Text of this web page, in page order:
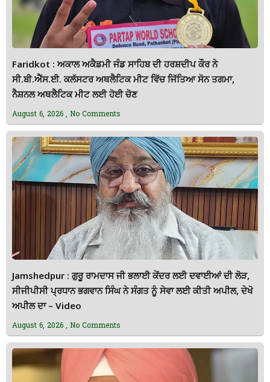
Faridkot : ਅਕਾਲ ਅਕੈਡਮੀ ਜੰਡ ਸਾਹਿਬ ਦੀ ਹਰਸ਼ਦੀਪ ਕੌਰ ਨੇ
ਸੀ.ਬੀ.ਐੱਸ.ਈ. ਕਲੱਸਟਰ ਅਥਲੈਟਿਕ ਮੀਟ ਵਿੱਚ ਜਿੱਤਿਆ ਸੋਨ ਤਗਮਾ,
ਨੈਸ਼ਨਲ ਅਥਲੈਟਿਕ ਮੀਟ ਲਈ ਹੋਈ ਚੋਣ
August 6, 2026 No Comments
Jamshedpur : ਗੁਰੂ ਰਾਮਦਾਸ ਜੀ ਭਲਾਈ ਕੇਂਦਰ ਲਈ ਦਵਾਈਆਂ ਦੀ ਲੋੜ,
ਸੀਜੀਪੀਸੀ ਪ੍ਰਧਾਨ ਭਗਵਾਨ ਸਿੰਘ ਨੇ ਸੰਗਤ ਨੂੰ ਸੇਵਾ ਲਈ ਕੀਤੀ ਅਪੀਲ, ਦੇਖੋ
ਅਪੀਲ ਦਾ – Video
August 6, 2026 No Comments